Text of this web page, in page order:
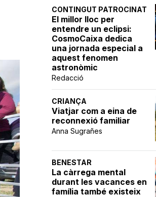
CONTINGUT PATROCINAT
El millor lloc per
entendre un eclipsi:
CosmoCaixa dedica
una jornada especial a
aquest fenomen
astronòmic
Redacció
CRIANÇA
Viatjar com a eina de
reconnexió familiar
Anna Sugrañes
BENESTAR
La càrrega mental
durant les vacances en
família també existeix